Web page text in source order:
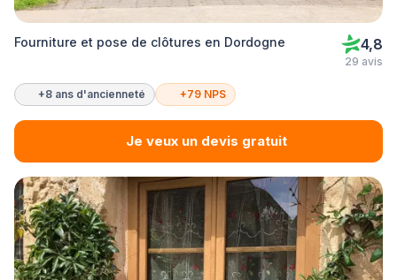
Fourniture et pose de clôtures en Dordogne 4,8
29 avis
+8 ans d'ancienneté +79 NPS
Je veux un devis gratuit